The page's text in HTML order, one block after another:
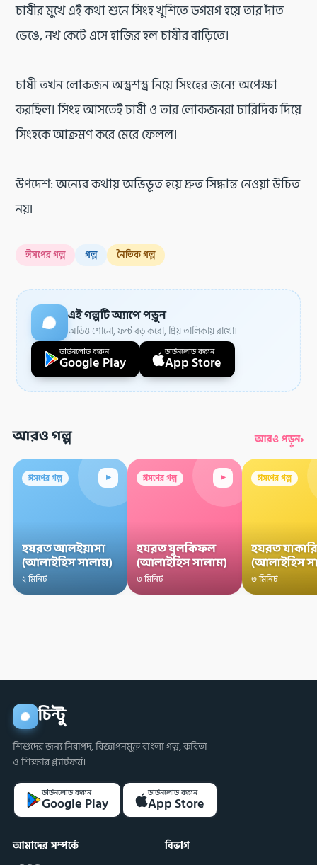
চাষীর মুখে এই কথা শুনে সিংহ খুশিতে ডগমগ হয়ে তার দাঁত
ভেঙে, নখ কেটে এসে হাজির হল চাষীর বাড়িতে।
চাষী তখন লোকজন অস্ত্রশস্ত্র নিয়ে সিংহের জন্যে অপেক্ষা
করছিল। সিংহ আসতেই চাষী ও তার লোকজনরা চারিদিক দিয়ে
সিংহকে আক্রমণ করে মেরে ফেলল।
উপদেশ: অন্যের কথায় অভিভূত হয়ে দ্রুত সিদ্ধান্ত নেওয়া উচিত
নয়৷
ঈসপের গল্প গল্প নৈতিক গল্প
এই গল্পটি অ্যাপে পড়ুন
অডিও শোনো, ফন্ট বড় করো, প্রিয় তালিকায় রাখো।
ডাউনলোড করুন
Google Play
ডাউনলোড করুন
App Store
আরও গল্প আরও পড়ুন›
ঈসপের গল্প ▸
হযরত আলইয়াসা
(আলাইহিস সালাম)
২ মিনিট
ঈসপের গল্প ▸
হযরত যুলকিফল
(আলাইহিস সালাম)
৩ মিনিট
ঈসপের গল্প
হযরত
(আলাইহিস
৩ মিনিট
চিন্টু
শিশুদের জন্য নিরাপদ, বিজ্ঞাপনমুক্ত বাংলা গল্প, কবিতা
ও শিক্ষার প্ল্যাটফর্ম।
ডাউনলোড করুন
Google Play
ডাউনলোড করুন
App Store
আমাদের সম্পর্কে বিভাগ